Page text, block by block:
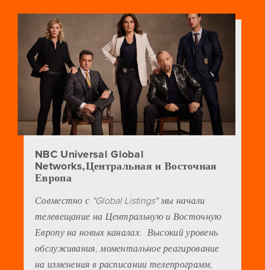
NBC Universal Global
Networks,Центральная и Восточная
Европа
Совместно с "Global Listings" мы начали
телевещание на Центральную и Восточную
Европу на новых каналах. Высокий уровень
обслуживания, моментальное реагирование
на изменения в расписании телепрограмм,